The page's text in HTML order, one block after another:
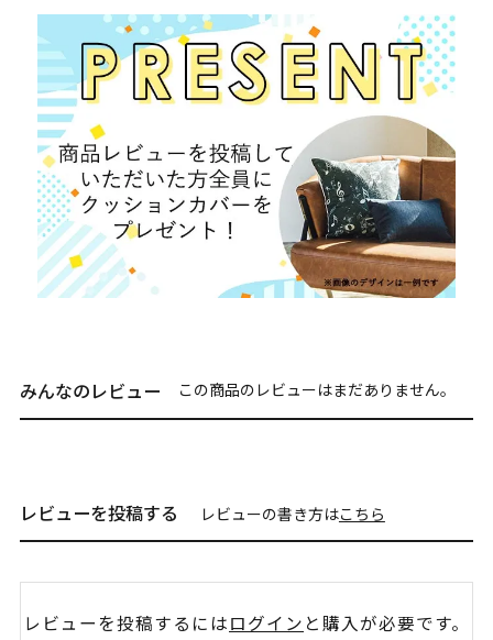
みんなのレビュー この商品のレビューはまだありません。
レビューを投稿する レビューの書き方はこちら
レビューを投稿するにはログイン と購入が必要です。